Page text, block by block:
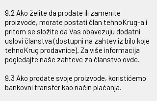
9.2 Ako želite da prodate ili zamenite
proizvode, morate postati član tehnoKrug-a i
pritom se složite da Vas obavezuju dodatni
uslovi članstva (dostupni na zahtev iz bilo koje
tehnoKrug prodavnice). Za više informacija
pogledajte naše zahteve za članstvo ovde.
9.3 Ako prodate svoje proizvode, koristićemo
bankovni transfer kao način plaćanja.